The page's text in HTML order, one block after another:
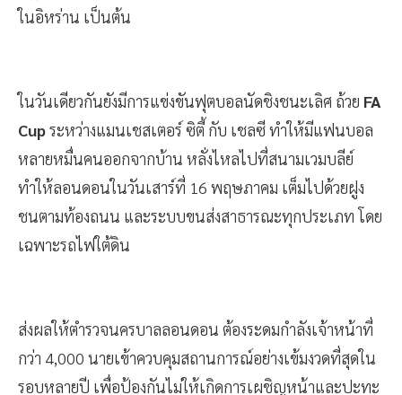
ในอิหร่าน เป็นต้น
ในวันเดียวกันยังมีการแข่งขันฟุตบอลนัดชิงชนะเลิศ ถ้วย FA
Cupระหว่างแมนเชสเตอร์ ซิตี้ กับ เชลซี ทำให้มีแฟนบอล
หลายหมื่นคนออกจากบ้าน หลั่งไหลไปที่สนามเวมบลีย์
ทำให้ลอนดอนในวันเสาร์ที่ 16 พฤษภาคม เต็มไปด้วยฝูง
ชนตามท้องถนน และระบบขนส่งสาธารณะทุกประเภท โดย
เฉพาะรถไฟใต้ดิน
ส่งผลให้ตำรวจนครบาลลอนดอน ต้องระดมกำลังเจ้าหน้าที่
กว่า 4,000 นายเข้าควบคุมสถานการณ์อย่างเข้มงวดที่สุดใน
รอบหลายปี เพื่อป้องกันไม่ให้เกิดการเผชิญหน้าและปะทะ